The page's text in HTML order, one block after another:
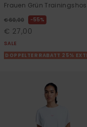
Frauen Grün
€ 60,00 55%
€ 27,00
SALE
DOPPELTER RABATT 25%